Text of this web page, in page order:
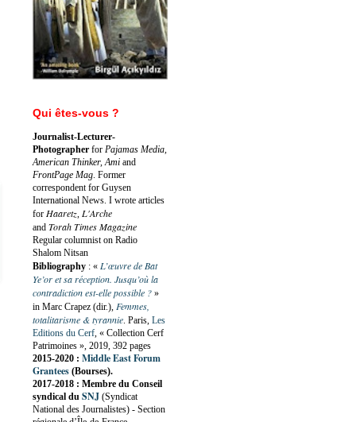
Qui êtes-vous ?
Journalist-Lecturer-
Photographer for Pajamas Media,
American Thinker, Ami and
FrontPage Mag. Former
correspondent for Guysen
International News. I wrote articles
for Haaretz, L'Arche
and Torah Times Magazine
Regular columnist on Radio
Shalom Nitsan
Bibliography : « L’œuvre de Bat
Ye’or et sa réception. Jusqu’où la
contradiction est-elle possible ? »
in Marc Crapez (dir.), Femmes,
totalitarisme & tyrannie. Paris, Les
Editions du Cerf, « Collection Cerf
Patrimoines », 2019, 392 pages
2015-2020 : Middle East Forum
Grantees (Bourses).
2017-2018 : Membre du Conseil
syndical du SNJ (Syndicat
National des Journalistes) - Section